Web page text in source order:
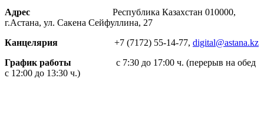
Адрес Республика Казахстан 010000,
г.Астана, ул. Сакена Сейфуллина, 27
Канцелярия +7 (7172) 55-14-77, digital@astana.kz
График работы
с 7:30 до 17:00 ч. (перерыв на обед
с 12:00 до 13:30 ч.)